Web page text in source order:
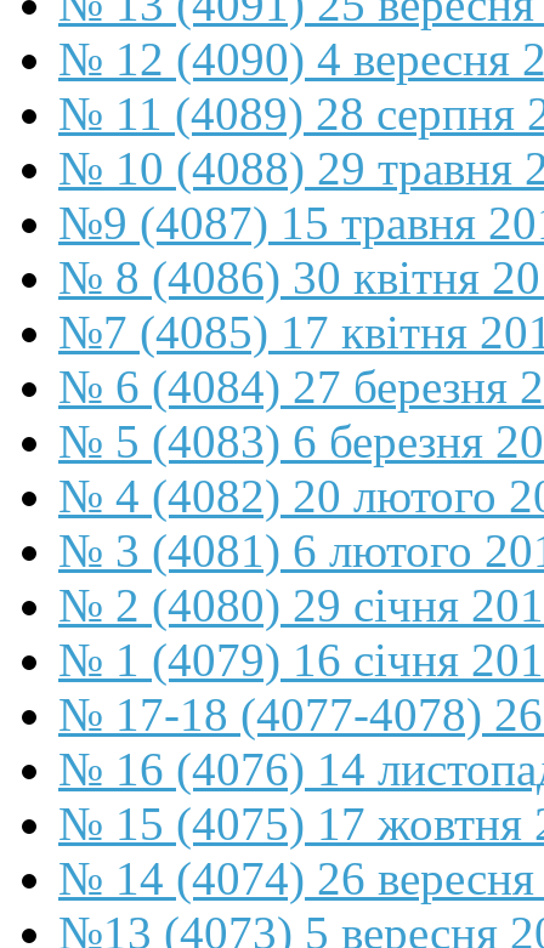
№ 12 (4090) 4 вересня
№ 11 (4089) 28 серпня
№ 10 (4088) 29 травня
№9 (4087) 15 травня
№ 8 (4086) 30 квітня
№7 (4085) 17 квітня
№ 6 (4084) 27 березня
№ 5 (4083) 6 березня
№ 4 (4082) 20 лютого
№ 3 (4081) 6 лютого
№ 2 (4080) 29 січня
№ 1 (4079) 16 січня
№ 17-18 (4077-4078) 26
№ 16 (4076) 14
№ 15 (4075) 17 жовтня
№ 14 (4074) 26
№13 (4073) 5 вересня